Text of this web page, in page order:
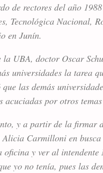
de rectores del año
Tecnológica Nacional,
en Junín.
UBA, doctor Oscar
universidades la tarea
las demás
acuciadas por otros
y a partir de la firmar
Alicia Carmilloni en
oficina y ver al intendente
yo no tenía, pues las